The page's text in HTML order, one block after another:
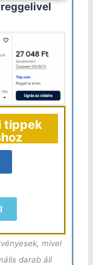
tippek
mivel
darab áll